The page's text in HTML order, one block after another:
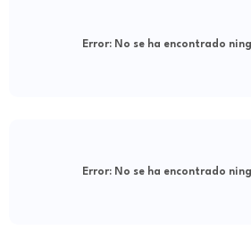
Error:No se ha encontrado
Error:No se ha encontrado